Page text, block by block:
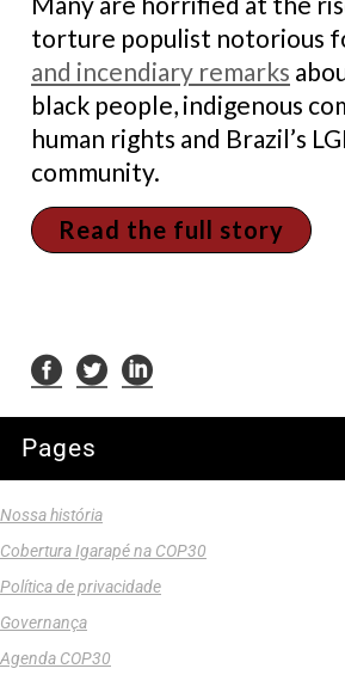
torture populist notorious
and incendiary remarks
black people, indigenous
human rights and Brazil’s
community.
Read the full story
Pages
Nossa história
Cobertura Igarapé na COP30
Política de privacidade
Governança
Agenda COP30